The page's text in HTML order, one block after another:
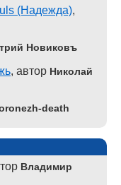
(Надежда),
Новиковъ
, автор Николай
death
Владимир